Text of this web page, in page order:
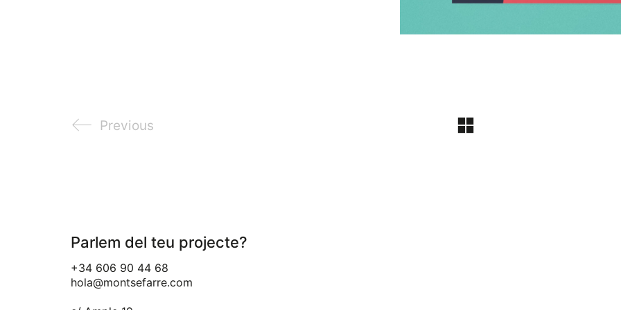
Previous
Parlem del teu projecte?
+34 606 90 44 68
hola@montsefarre.com